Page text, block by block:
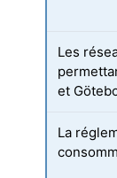
Les
et
La